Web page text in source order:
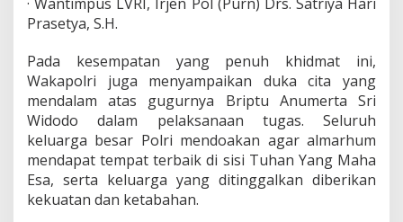
i
n
I
n
d
o
n
s
Prasetya, S.H.
Pada kesempatan yang penuh khidmat ini,
Wakapolri juga menyampaikan duka cita yang
mendalam atas gugurnya Briptu Anumerta Sri
Widodo dalam pelaksanaan tugas. Seluruh
keluarga besar Polri mendoakan agar almarhum
mendapat tempat terbaik di sisi Tuhan Yang Maha
Esa, serta keluarga yang ditinggalkan diberikan
kekuatan dan ketabahan.